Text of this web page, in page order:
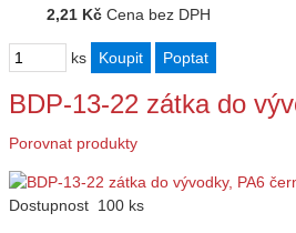
2,21 Kč Cena bez DPH
ks
BDP-13-22 zátka do
Porovnat produkty
Dostupnost 100 ks